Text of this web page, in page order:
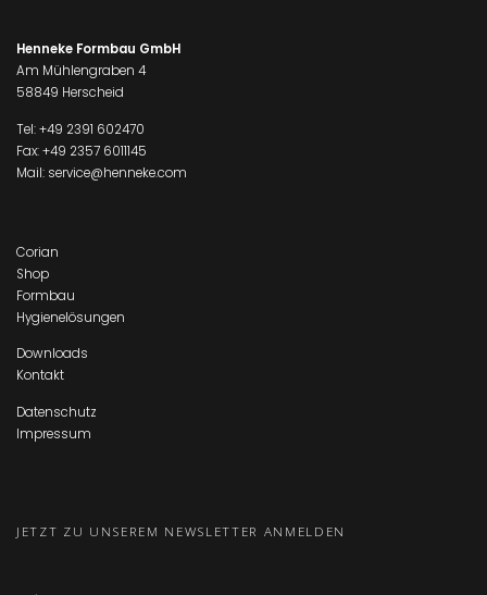
Henneke Formbau GmbH
Am Mühlengraben 4
58849 Herscheid
Tel:+49 2391 602470
Fax: +49 2357 6011145
Mail: service@henneke.com
Corian
Shop
Formbau
Hygienelösungen
Downloads
Kontakt
Datenschutz
Impressum
JETZT ZU UNSEREM NEWSLETTER ANMELDEN